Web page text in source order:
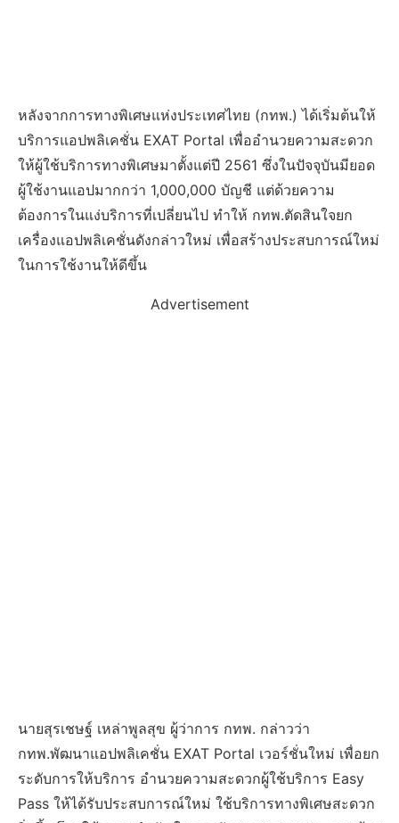
หลังจากการทางพิเศษแห่งประเทศไทย (กทพ.) ได้เริ่มต้นให้
บริการแอปพลิเคชั่น EXAT Portal เพื่ออำนวยความสะดวก
ให้ผู้ใช้บริการทางพิเศษมาตั้งแต่ปี 2561 ซึ่งในปัจจุบันมียอด
ผู้ใช้งานแอปมากกว่า 1,000,000 บัญชี แต่ด้วยความ
ต้องการในแง่บริการที่เปลี่ยนไป ทำให้ กทพ.ตัดสินใจยก
เครื่องแอปพลิเคชั่นดังกล่าวใหม่ เพื่อสร้างประสบการณ์ใหม่
ในการใช้งานให้ดีขึ้น
Advertisement
นายสุรเชษฐ์ เหล่าพูลสุข ผู้ว่าการ กทพ. กล่าวว่า
กทพ.พัฒนาแอปพลิเคชั่น EXAT Portal เวอร์ชั่นใหม่ เพื่อยก
ระดับการให้บริการ อำนวยความสะดวกผู้ใช้บริการ Easy
Pass ให้ได้รับประสบการณ์ใหม่ ใช้บริการทางพิเศษสะดวก